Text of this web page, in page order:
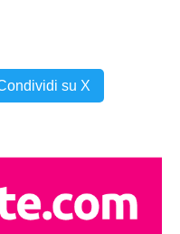
su X